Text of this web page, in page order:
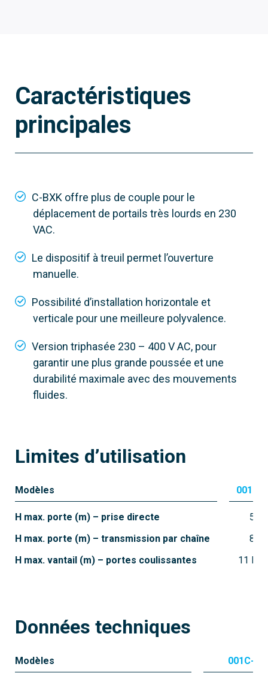
001C-BXK
C-BXK
11 m
Gewalt
Caractéristiques
principales
C-BXK offre plus de couple pour le
déplacement de portails très lourds en 230
VAC.
Le dispositif à treuil permet l’ouverture
manuelle.
Possibilité d’installation horizontale et
verticale pour une meilleure polyvalence.
Version triphasée 230 – 400 V AC, pour
garantir une plus grande poussée et une
durabilité maximale avec des mouvements
fluides.
Limites d’utilisation
Modèles
H max. porte (m) – prise directe
H max. porte (m) – transmission par chaîne
H max. vantail (m) – portes coulissantes
001C-
5.5
8.5
11
Données techniques
Modèles 001C-BX